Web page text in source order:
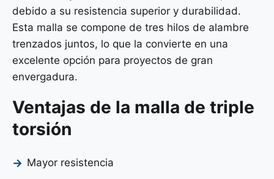
debido a su resistencia superior y durabilidad.
Esta malla se compone de tres hilos de alambre
trenzados juntos, lo que la convierte en una
excelente opción para proyectos de gran
envergadura.
Ventajas de la malla de triple
torsión
Mayor resistencia